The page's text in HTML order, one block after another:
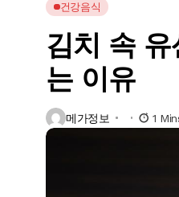
건강음식
김치 속
는 이유
메가정보 1